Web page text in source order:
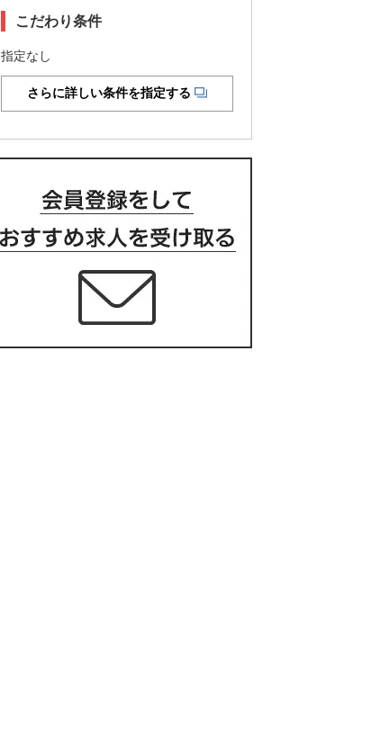
こだわり条件
指定なし
さらに詳しい条件を指定する